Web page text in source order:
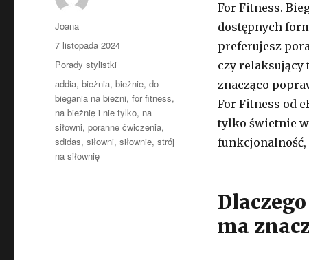
For Fitness.
dostępnych
preferujesz
czy relaksujący
znacząco
For Fitness od
tylko świetnie
ma
Autor
Joana
Opublikowano
7 listopada 2024
Kategorie
Porady stylistki
Tagi
addia,bieżnia,bieżnie,do
biegania na bieżni,for fitness,
na bieżnię i nie tylko, na
siłowni,poranne ćwiczenia,
sdidas,siłowni,siłownie,strój
na siłownię